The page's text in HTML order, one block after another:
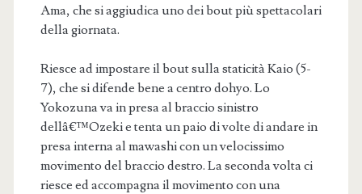
Ama, che si aggiudica uno dei bout più spettacolari
della giornata.
Riesce ad impostare il bout sulla staticità Kaio (5-
7), che si difende bene a centro dohyo. Lo
Yokozuna va in presa al braccio sinistro
dellâ€™Ozeki e tenta un paio di volte di andare in
presa interna al mawashi con un velocissimo
movimento del braccio destro. La seconda volta ci
riesce ed accompagna il movimento con una